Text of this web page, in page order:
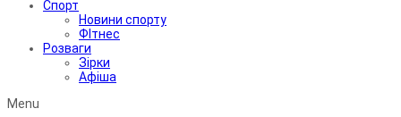
Спорт
Новини спорту
ФІтнес
Розваги
Зірки
Афіша
Menu